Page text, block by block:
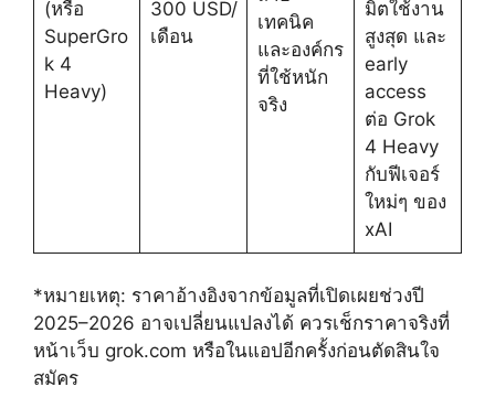
(หรือ
SuperGro
k 4
Heavy)
300 USD/
เดือน
เทคนิค
และองค์กร
ที่ใช้หนัก
จริง
มิตใช้งาน
สูงสุด และ
early
access
ต่อ Grok
4 Heavy
กับฟีเจอร์
ใหม่ๆ ของ
xAI
*หมายเหตุ: ราคาอ้างอิงจากข้อมูลที่เปิดเผยช่วงปี
2025–2026 อาจเปลี่ยนแปลงได้ ควรเช็กราคาจริงที่
หน้าเว็บ grok.com หรือในแอปอีกครั้งก่อนตัดสินใจ
สมัคร